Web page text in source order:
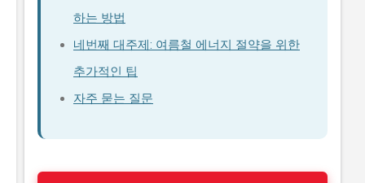
하는 방법
네번째 대주제: 여름철 에너지 절약을 위한
추가적인 팁
자주 묻는 질문